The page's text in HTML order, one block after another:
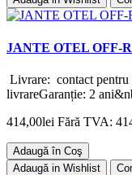
JANTE OTEL OFF-
Livrare: contact pentru
livrareGaranție: 2
414,00lei Fără TVA:
Adaugă în Coş
Adaugă in Wishlist